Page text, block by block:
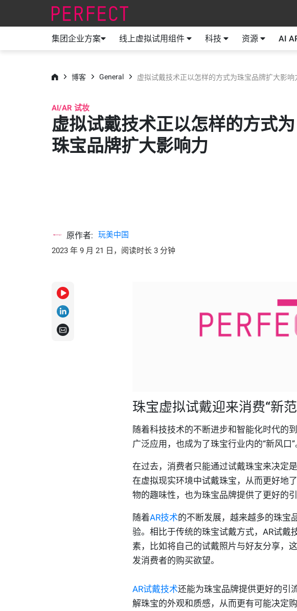
集团企业方案 线上虚拟试用组件 科技 资源 AI
博客 General 虚拟试戴技术正以怎样的方式为珠宝品牌扩大影响
AI/AR 试妆
虚拟试戴技术正以怎样的方式为
珠宝品牌扩大影响力
原作者:
玩美中国
2023 年 9 月 21 日，阅读时长 3 分钟
珠宝虚拟试戴迎来消费“新
随着科技技术的不断进步和智能化时代的
广泛应用，也成为了珠宝行业内的“新风口”
在过去，消费者只能通过试戴珠宝来决定
在虚拟现实环境中试戴珠宝，从而更好地
物的趣味性，也为珠宝品牌提供了更好的引
随着AR技术的不断发展，越来越多的珠宝
验。相比于传统的珠宝试戴方式，AR试
素，比如将自己的试戴照片与好友分享，
发消费者的购买欲望。
AR试戴技术还能为珠宝品牌提供更好的引
解珠宝的外观和质感，从而更有可能决定